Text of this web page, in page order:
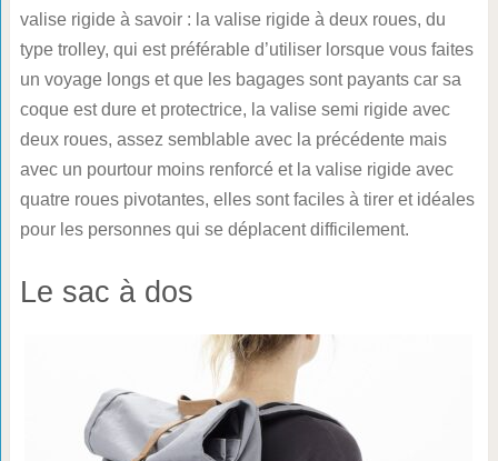
valise rigide à savoir : la valise rigide à deux roues, du
type trolley, qui est préférable d’utiliser lorsque vous faites
un voyage longs et que les bagages sont payants car sa
coque est dure et protectrice, la valise semi rigide avec
deux roues, assez semblable avec la précédente mais
avec un pourtour moins renforcé et la valise rigide avec
quatre roues pivotantes, elles sont faciles à tirer et idéales
pour les personnes qui se déplacent difficilement.
Le sac à dos